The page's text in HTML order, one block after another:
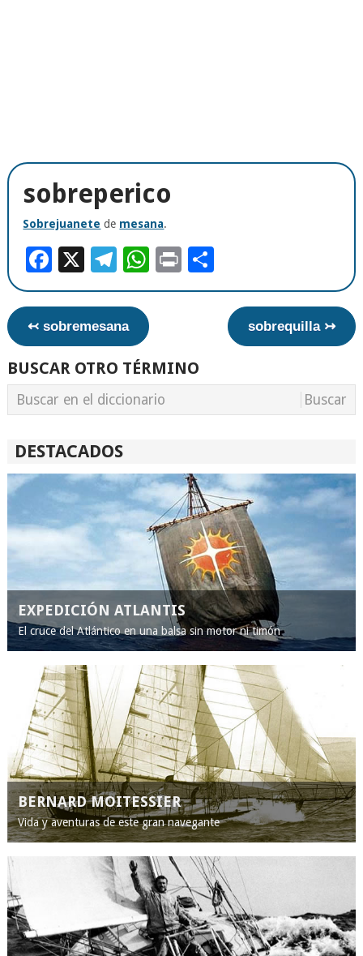
sobreperico
Sobrejuanete de mesana.
Facebook
X Telegram
WhatsApp
Print
↢ sobremesana sobrequilla ↣
BUSCAR OTRO TÉRMINO
DESTACADOS
EXPEDICIÓN ATLANTIS
El cruce del Atlántico en una balsa sin motor ni timón
BERNARD MOITESSIER
Vida y aventuras de este gran navegante